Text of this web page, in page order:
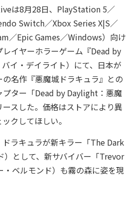
は8月28日、PlayStation 5／
Switch／Xbox Series X|S／
／Epic Games／Windows）向け
イヤーホラーゲーム『Dead by
イ・デイライト）にて、日本が
名作『悪魔城ドラキュラ』との
プター「Dead by Daylight：悪魔
スした。価格はストアにより異
クしてほしい。
ラキュラが新キラー「The Dark
）として、新サバイバー「Trevor
ベルモンド）も霧の森に姿を現